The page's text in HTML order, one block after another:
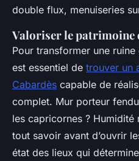
double flux, menuiseries
Valoriser le patrimoine
Pour transformer une
est essentiel de trouver un
Cabardès capable de
complet. Mur porteur
les capricornes ? Humidité
tout savoir avant d’ouvrir
état des lieux qui